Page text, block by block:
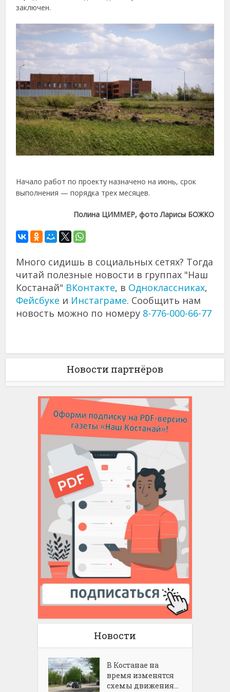
заключен.
Началоработпопроектуназначенонаиюнь,срок
выполнения —порядка трехмесяцев.
Полина ЦИММЕР, фото Ларисы БОЖКО
Много сидишь в социальных сетях? Тогда
читай полезные новости в группах "Наш
Костанай" ВКонтакте, в Одноклассниках,
Фейсбуке и Инстаграме. Сообщить нам
новость можно по номеру 8-776-000-66-77
Новости партнёров
Новости
В Костанае на
время изменятся
схемы движения...